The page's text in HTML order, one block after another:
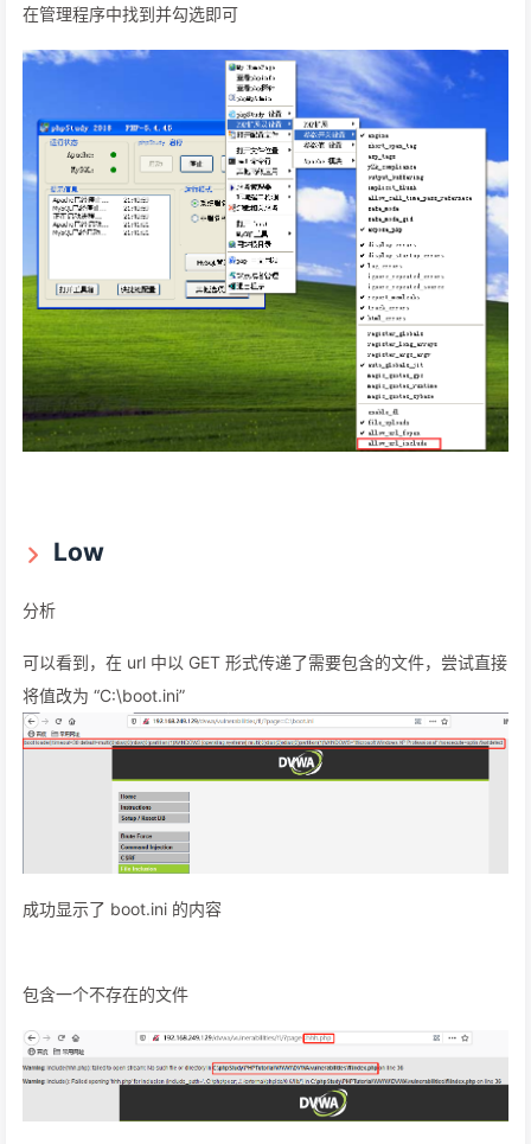
在管理程序中找到并勾选即可
Low
分析
可以看到，在 url 中以 GET 形式传递了需要包含的文件，尝试直接
将值改为 “C:\boot.ini”
成功显示了 boot.ini 的内容
包含一个不存在的文件